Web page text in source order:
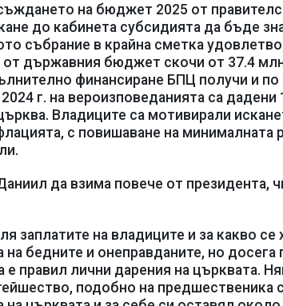
на бюджет 2025 от
до кабинета субсидията да бъде
събрание в крайна сметка
държавния бюджет скочи от 37.4
финансиране БПЦ получи и по
г. на вероизповеданията са дадени
Владиците са мотивирали
с повишаване на минималната
да взима повече от президента,
заплатите на владиците и за какво се
бедните и онеправданите, но досега
правил лични дарения на църквата.
подобно на предшественика